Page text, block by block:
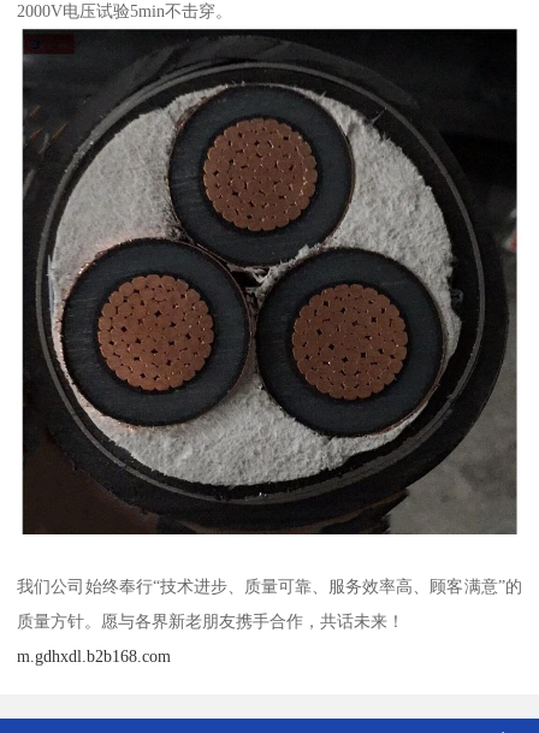
2000V电压试验5min不击穿。
我们公司始终奉行“技术进步、质量可靠、服务效率高、顾客满意”的
质量方针。愿与各界新老朋友携手合作，共话未来！
m.gdhxdl.b2b168.com